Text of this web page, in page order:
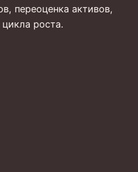
переоценка активов,
роста.